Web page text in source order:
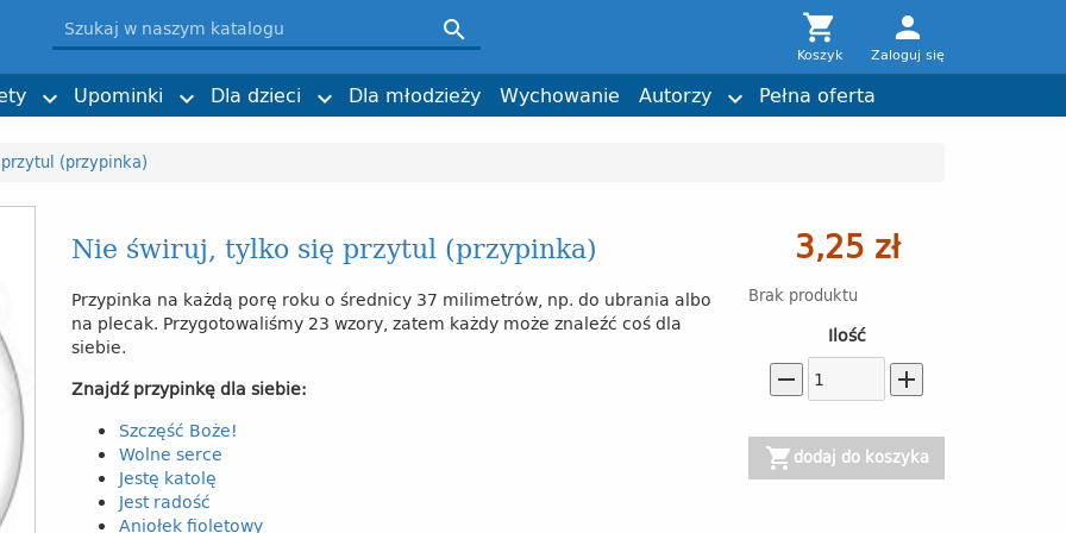

Koszyk
person
Zaloguj się

wspomnienia i świadectwa
Ksiądz Bosko i jego dzieło
Rodzina salezjańska w Polsce
Historia
Nagrody
 Obrazki i zakładki Torby z przesłaniem
Upominki  Imieniny, urodziny
Dla dzieci  Dla młodzieży Wychowanie Autorzy 
SDB
Pruś SDB
SDB
Klaudia Mizerska (ilustracje)
Kinga Sibilska
ks. Adam Cieślak SDB
Joshtrom Isaac Kureethadam
Pełna oferta
(przypinka)
Nie świruj, tylko się przytul (przypinka)
Przypinka na każdą porę roku o średnicy 37 milimetrów, np. do ubrania albo
na plecak. Przygotowaliśmy 23 wzory, zatem każdy może znaleźć coś dla
siebie.
Znajdź przypinkę dla siebie:
Szczęść Boże!
Wolne serce
Jestę katolę
Jest radość
Aniołek fioletowy
3,25 zł
Brak produktu
Ilość
remove add
shopping_cart dodaj do koszyka